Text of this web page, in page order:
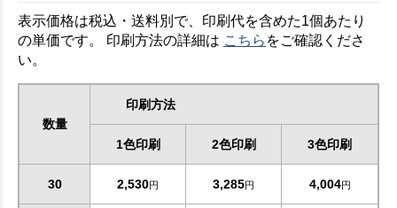
表示価格は税込・送料別で、印刷代を含めた1個あたり
の単価です。 印刷方法の詳細は こちら をご確認くださ
い。
数量
印刷方法
1色印刷 2色印刷 3色印刷
30 2,530円 3,285円 4,004円